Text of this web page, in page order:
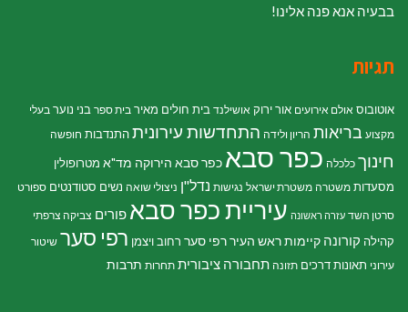
בבעיה אנא פנה אלינו!
תגיות
אוטובוס אולם אירועים אור ירוק אושילנד בית חולים מאיר בית ספר בני נוער בעלי
מקצוע בריאות הריון ולידה התחדשות עירוניתהתנדבות חופשה
חינוך כלכלה כפר סבא כפר סבא הירוקה מד"א מטרופולין
מסעדות משטרה משטרת ישראל נגישות נדל"ן ניצולי שואה נשים סטודנטים ספורט
סרטן השד עזרה ראשונה עיריית כפר סבא פורים צביקה צרפתי
קהילה קורונה קיימותראש העיר רפי סער רחוב ויצמן רפי סער שיטור
עירוני תאונות דרכים תזונה תחבורה ציבורית תחרות תרבות